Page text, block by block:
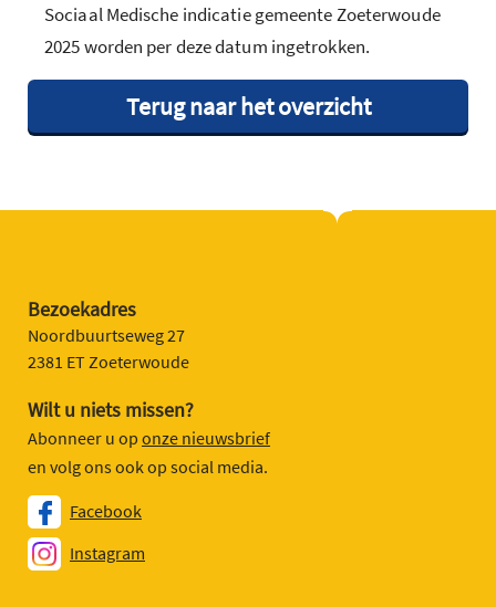
Sociaal Medische indicatie gemeente Zoeterwoude
2025 worden per deze datum ingetrokken.
Terug naar het overzicht
Bezoekadres
Noordbuurtseweg 27
2381 ET Zoeterwoude
Wilt u niets missen?
Abonneer u op onze nieuwsbrief
en volg ons ook op social media.
Facebook
Instagram